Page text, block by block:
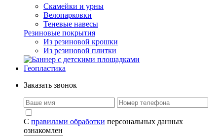
Скамейки и урны
Велопарковки
Теневые навесы
Резиновые покрытия
Из резиновой крошки
Из резиновой плитки
Геопластика
Заказать звонок
С правилами обработки персональных данных
ознакомлен